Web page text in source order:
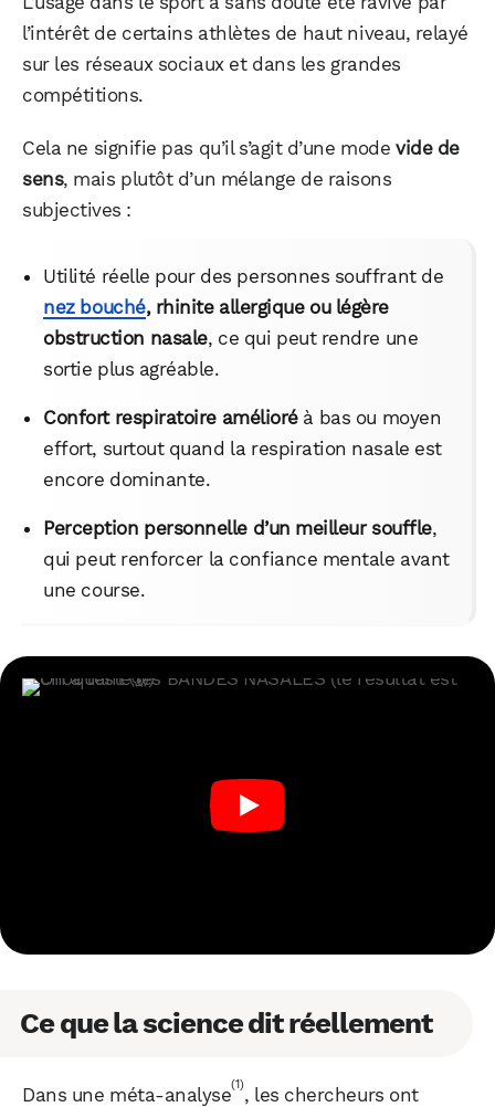
l’intérêt de certains athlètes de haut niveau, relayé
sur les réseaux sociaux et dans les grandes
compétitions.
Cela ne signifie pas qu’il s’agit d’une mode vide de
sens, mais plutôt d’un mélange de raisons
subjectives :
Utilité réelle pour des personnes souffrant de
nez bouché, rhinite allergique ou légère
obstruction nasale, ce qui peut rendre une
sortie plus agréable.
Confort respiratoire amélioréà bas ou moyen
effort, surtout quand la respiration nasale est
encore dominante.
Perception personnelle d’un meilleur souffle,
qui peut renforcer la confiance mentale avant
une course.
Ce que la science dit réellement
Dans une méta-analyse(1), les chercheurs ont
Facebook X LinkedIn